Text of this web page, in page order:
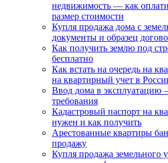
недвижимость — как
размер стоимости
Купля продажа дома с
документы и образец
Как получить землю под
бесплатно
Как встать на очередь на
на квартирный учет в
Ввод дома в эксплуатацию
требования
Кадастровый паспорт на
нужен и как получить
Арестованные квартиры
продажу
Купля продажа земельного